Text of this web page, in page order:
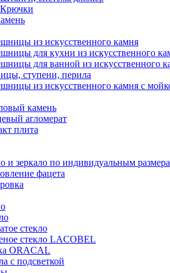
Крючки
из искусственного камня
для кухни из искусственного
для ванной из искусственного
ступени, перила
из искусственного камня с
камень
агломерат
плита
и зеркало по индивидуальным
фацета
стекло
стекло LACOBEL
ORACAL
с подсветкой